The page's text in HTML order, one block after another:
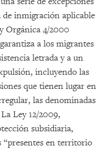
inmigración aplicable
Orgánica 4/2000
a los migrantes
letrada y a un
incluyendo las
que tienen lugar en
las denominadas
La Ley 12/2009,
subsidiaria,
“presentes en territorio